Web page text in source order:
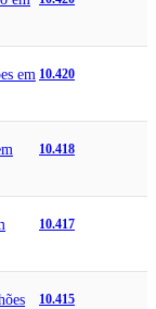
em 10.420
10.418
10.417
10.415